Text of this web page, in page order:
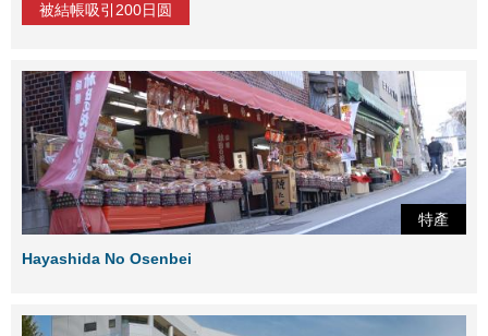
被結帳吸引200日圆
特產
Hayashida No Osenbei